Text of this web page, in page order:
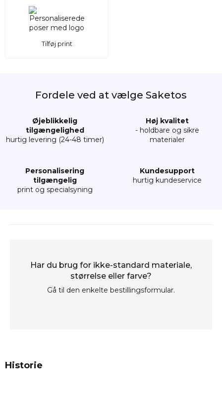
Tilføj print
Fordele ved at vælge Saketos
Øjeblikkelig
tilgængelighed
hurtig levering (24-48 timer)
Høj kvalitet
- holdbare og sikre
materialer
Personalisering
tilgængelig
print og specialsyning
Kundesupport
hurtig kundeservice
Har du brug for ikke-standard materiale,
størrelse eller farve?
Gå til den enkelte bestillingsformular.
Historie